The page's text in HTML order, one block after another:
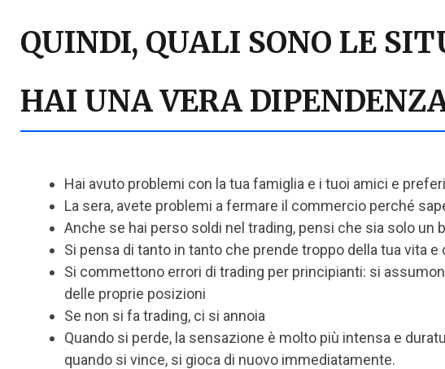
QUINDI, QUALI SONO LE
HAI UNA VERA
Hai avuto problemi con la tua famiglia e i tuoi amici e
La sera, avete problemi a fermare il commercio perché
Anche se hai perso soldi nel trading, pensi che sia solo
Si pensa di tanto in tanto che prende troppo della tua vita
Si commettono errori di trading per principianti: si
delle proprie posizioni
Se non si fa trading, ci si annoia
Quando si perde, la sensazione è molto più intensa e
quando si vince, si gioca di nuovo immediatamente.